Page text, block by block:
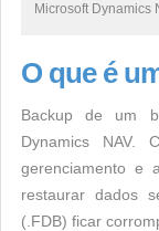
Microsoft Dynamics
O que é
Backup de um
Dynamics NAV.
gerenciamento e
restaurar dados
(.FDB) ficar